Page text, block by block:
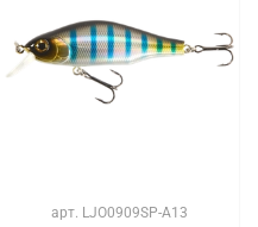
арт. LJO0909SP-A13